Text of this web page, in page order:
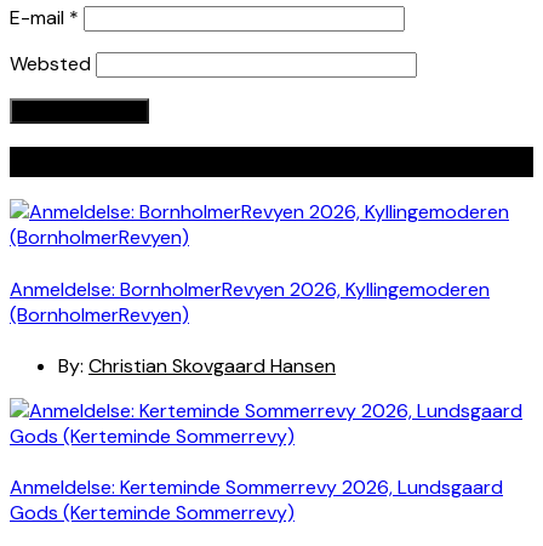
E-mail *
Websted
Anmeldelse: BornholmerRevyen 2026, Kyllingemoderen
(BornholmerRevyen)
By: Christian Skovgaard Hansen
Anmeldelse: Kerteminde Sommerrevy 2026, Lundsgaard
Gods (Kerteminde Sommerrevy)